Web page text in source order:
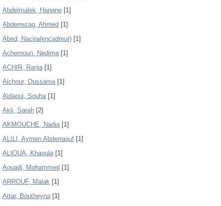
Abdelmalek, Hanane [1]
Abderrezag, Ahmed [1]
Abed, Nacira(encadreur) [1]
Achemoun, Nedjma[1]
ACHIR, Rania[1]
Aichour, Oussama[1]
Aidaoui, Souha[1]
Akli, Sarah [2]
AKMOUCHE, Nadia[1]
ALILI, Aymen Abderraouf [1]
ALIOUA, Khaoula[1]
Aouadj, Mohammed [1]
ARROUF, Malak [1]
Attar, Boutheyna[1]